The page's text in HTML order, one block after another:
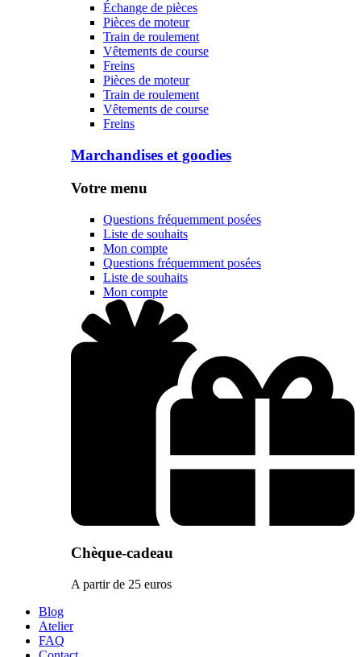
Échange de pièces
Pièces de moteur
Train de roulement
Vêtements de course
Freins
Pièces de moteur
Train de roulement
Vêtements de course
Freins
Marchandises et goodies
Votre menu
Questions fréquemment posées
Liste de souhaits
Mon compte
Questions fréquemment posées
Liste de souhaits
Mon compte
Chèque-cadeau
A partir de 25 euros
Blog
Atelier
FAQ